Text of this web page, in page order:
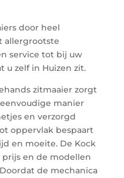
door heel
allergrootste
service tot bij uw
u zelf in Huizen zit.
zitmaaier zorgt
manier
en verzorgd
oppervlak bespaart
en moeite. De Kock
en de modellen
de mechanica